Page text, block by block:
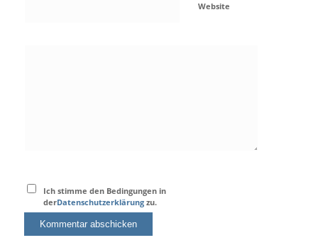
Website
Ich stimme den Bedingungen in
derDatenschutzerklärung zu.